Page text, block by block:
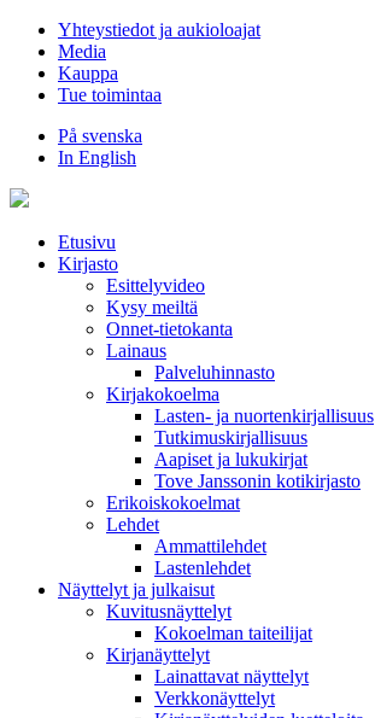
Hyppää
sisältöön
Yhteystiedot ja aukioloajat
Media
Kauppa
Tue toimintaa
På svenska
In English
Etusivu
Kirjasto
Esittelyvideo
Kysy meiltä
Onnet-tietokanta
Lainaus
Palveluhinnasto
Kirjakokoelma
Lasten- ja nuortenkirjallisuus
Tutkimuskirjallisuus
Aapiset ja lukukirjat
Tove Janssonin kotikirjasto
Erikoiskokoelmat
Lehdet
Ammattilehdet
Lastenlehdet
Näyttelyt ja julkaisut
Kuvitusnäyttelyt
Kokoelman taiteilijat
Kirjanäyttelyt
Lainattavat näyttelyt
Verkkonäyttelyt